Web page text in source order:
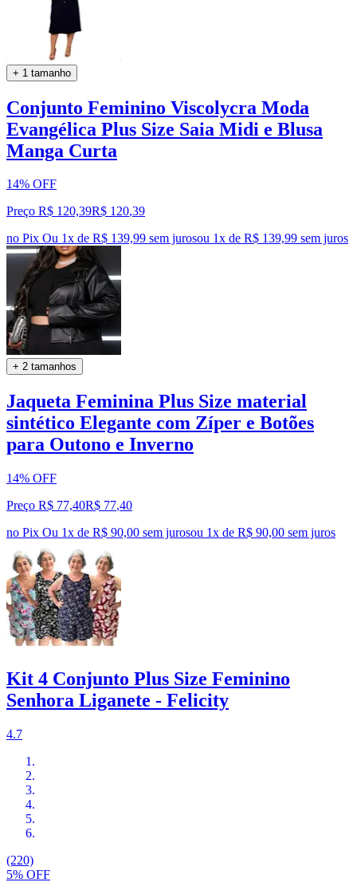
+ 1 tamanho
Conjunto Feminino Viscolycra Moda
Evangélica Plus Size Saia Midi e Blusa
Manga Curta
14% OFF
Preço R$ 120,39R$ 120,39
no Pix Ou 1x de R$ 139,99 sem jurosou 1x de R$ 139,99 sem juros
+ 2 tamanhos
Jaqueta Feminina Plus Size material
sintético Elegante com Zíper e Botões
para Outono e Inverno
14% OFF
Preço R$ 77,40R$ 77,40
no Pix Ou 1x de R$ 90,00 sem jurosou 1x de R$ 90,00 sem juros
Kit 4 Conjunto Plus Size Feminino
Senhora Liganete - Felicity
4.7
(220)
5% OFF